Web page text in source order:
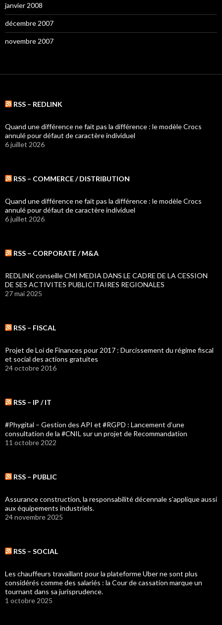
janvier 2008
décembre 2007
novembre 2007
RSS – REDLINK
Quand une différence ne fait pas la différence : le modèle Crocs
annulé pour défaut de caractère individuel
6 juillet 2026
RSS – COMMERCE / DISTRIBUTION
Quand une différence ne fait pas la différence : le modèle Crocs
annulé pour défaut de caractère individuel
6 juillet 2026
RSS – CORPORATE / M&A
REDLINK conseille CMI MEDIA DANS LE CADRE DE LA CESSION
DE SES ACTIVITES PUBLICITAIRES REGIONALES
27 mai 2025
RSS – FISCAL
Projet de Loi de Finances pour 2017 : Durcissement du régime fiscal
et social des actions gratuites
24 octobre 2016
RSS – IP / IT
#Phygital – Gestion des API et #RGPD : Lancement d’une
consultation de la #CNIL sur un projet de Recommandation
11 octobre 2022
RSS – PUBLIC
Assurance construction, la responsabilité décennale s’applique aussi
aux équipements industriels.
24 novembre 2025
RSS – SOCIAL
Les chauffeurs travaillant pour la plateforme Uber ne sont plus
considérés comme des salariés : la Cour de cassation marque un
tournant dans sa jurisprudence.
1 octobre 2025